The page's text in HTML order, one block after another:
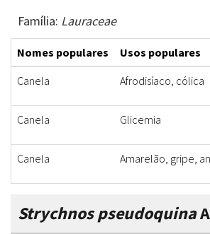
Família: Lauraceae
Nomes populares
Usos populares
Canela
Afrodisíaco, cólica
Canela Glicemia
Canela Amarelão, gripe,
Strychnos pseudoquina